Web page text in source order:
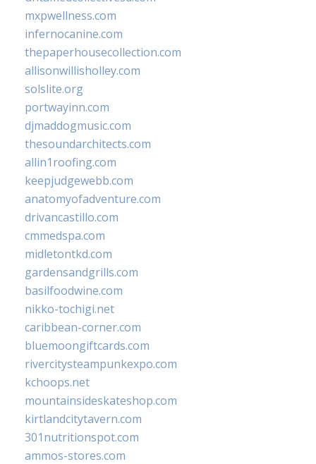
mxpwellness.com
infernocanine.com
thepaperhousecollection.com
allisonwillisholley.com
solslite.org
portwayinn.com
djmaddogmusic.com
thesoundarchitects.com
allin1roofing.com
keepjudgewebb.com
anatomyofadventure.com
drivancastillo.com
cmmedspa.com
midletontkd.com
gardensandgrills.com
basilfoodwine.com
nikko-tochigi.net
caribbean-corner.com
bluemoongiftcards.com
rivercitysteampunkexpo.com
kchoops.net
mountainsideskateshop.com
kirtlandcitytavern.com
301nutritionspot.com
ammos-stores.com